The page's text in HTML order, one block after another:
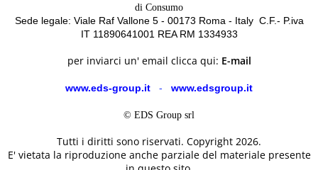
di Consumo
Sede legale: Viale Raf Vallone 5 - 00173 Roma - Italy C.F.- P.iva
IT 11890641001 REA RM 1334933
per inviarci un' email clicca qui: E-mail
www.eds-group.it - www.edsgroup.it
© EDS Group srl
Tutti i diritti sono riservati. Copyright 2026.
E' vietata la riproduzione anche parziale del materiale presente